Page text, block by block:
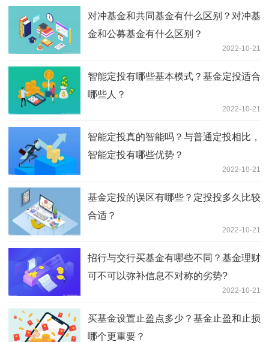
对冲基金和共同基金有什么区别？对冲基
金和公募基金有什么区别？
2022-10-21
智能定投有哪些基本模式？基金定投适合
哪些人？
2022-10-21
智能定投真的智能吗？与普通定投相比，
智能定投有哪些优势？
2022-10-21
基金定投的误区有哪些？定投投多久比较
合适？
2022-10-21
招行与交行买基金有哪些不同？基金理财
可不可以弥补信息不对称的劣势?
2022-10-21
买基金设置止盈点多少？基金止盈和止损
哪个更重要？